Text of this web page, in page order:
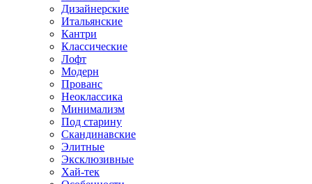
Дизайнерские
Итальянские
Кантри
Классические
Лофт
Модерн
Прованс
Неоклассика
Минимализм
Под старину
Скандинавские
Элитные
Эксклюзивные
Хай-тек